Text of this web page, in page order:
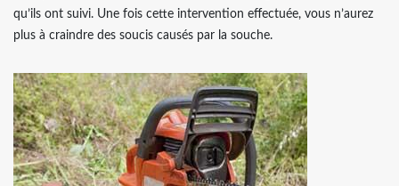
qu’ils ont suivi. Une fois cette intervention effectuée, vous n’aurez
plus à craindre des soucis causés par la souche.